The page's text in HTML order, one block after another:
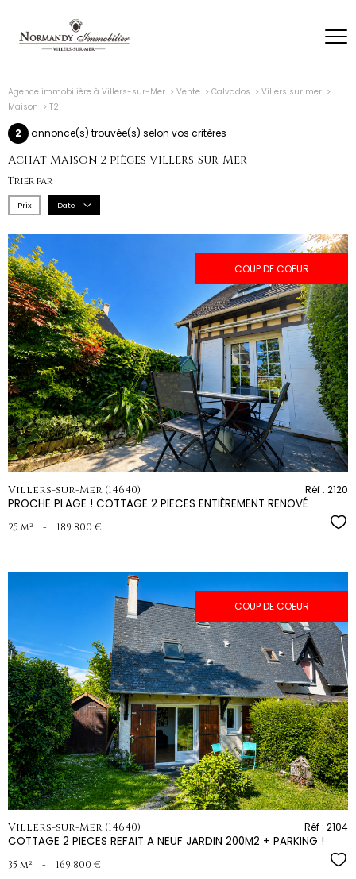
Agence immobilière à Villers-sur-Mer Vente Calvados
Villers sur mer
Maison
T2
2 annonce(s) trouvée(s) selon vos critères
Achat Maison 2 pièces Villers-Sur-Mer
Trier par
Prix Date
COUP DE COEUR
voir le
bien
Villers-sur-Mer (14640)
PROCHE PLAGE ! COTTAGE 2 PIECES ENTIÈREMENT RENOVÉ
Réf : 2120
25 m² - 189 800 €
COUP DE COEUR
voir le
bien
Villers-sur-Mer (14640)
COTTAGE 2 PIECES REFAIT A NEUF JARDIN 200M2 + PARKING !
Réf : 2104
35 m² - 169 800 €